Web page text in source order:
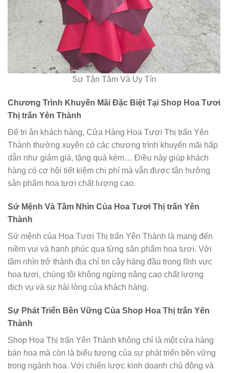
Sự Tận Tâm Và Uy Tín
Chương Trình Khuyến Mãi Đặc Biệt Tại Shop Hoa Tươi
Thị trấn Yên Thành
Để tri ân khách hàng, Cửa Hàng Hoa Tươi Thị trấn Yên
Thành thường xuyên có các chương trình khuyến mãi hấp
dẫn như giảm giá, tặng quà kèm… Điều này giúp khách
hàng có cơ hội tiết kiệm chi phí mà vẫn được tận hưởng
sản phẩm hoa tươi chất lượng cao.
Sứ Mệnh Và Tầm Nhìn Của Hoa Tươi Thị trấn Yên
Thành
Sứ mệnh của Hoa Tươi Thị trấn Yên Thành là mang đến
niềm vui và hạnh phúc qua từng sản phẩm hoa tươi. Với
tầm nhìn trở thành địa chỉ tin cậy hàng đầu trong lĩnh vực
hoa tươi, chúng tôi không ngừng nâng cao chất lượng
dịch vụ và sự hài lòng của khách hàng.
Sự Phát Triển Bền Vững Của Shop Hoa Thị trấn Yên
Thành
Shop Hoa Thị trấn Yên Thành không chỉ là một cửa hàng
bán hoa mà còn là biểu tượng của sự phát triển bền vững
trong ngành hoa. Với chiến lược kinh doanh chủ động và